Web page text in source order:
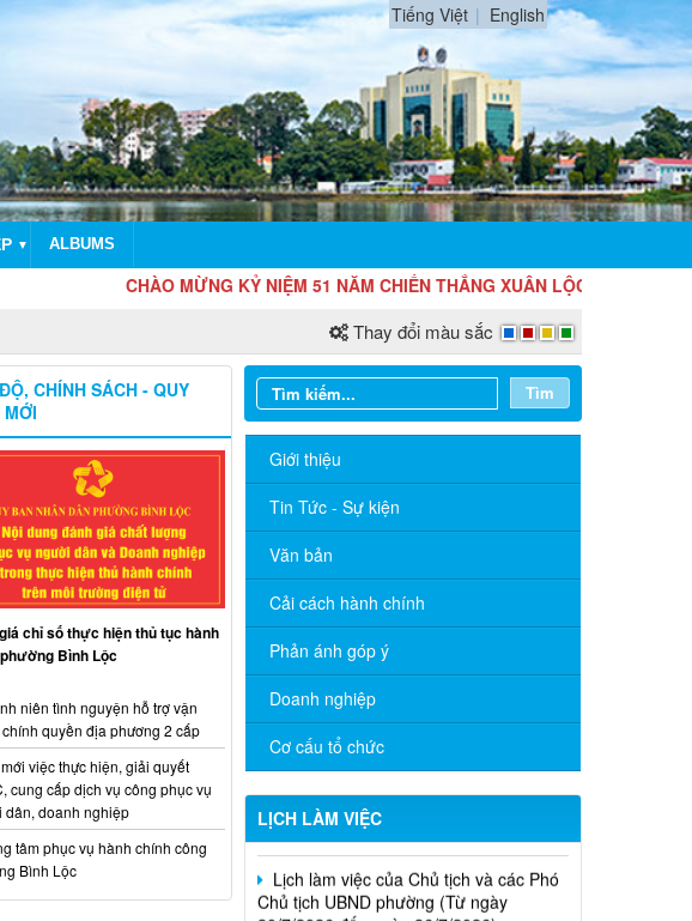
Tiếng Việt English
▼ ALBUMS
CHÀO MỪNG KỶ NIỆM 51 NĂM CHIẾN THẮNG XUÂN LỘC GIẢI PHÓNG
Thay đổi màu sắc
Tìm
Giới thiệu
Tin Tức - Sự kiện
Văn bản
Cải cách hành chính
Phản ánh góp ý
Doanh nghiệp
Cơ cấu tổ chức
LỊCH LÀM VIỆC
Lịch làm việc của Chủ tịch và các Phó
Chủ tịch UBND phường (Từ ngày
03/8/2026 đến ngày 07/8/2026)
Lịch làm việc của Chủ tịch và các Phó
Chủ tịch UBND phường (Từ ngày
27/7/2026 đến ngày 31/7/2026)
Lịch làm việc của Chủ tịch và các Phó
Chủ tịch UBND phường (Từ ngày
20/7/2026 đến ngày 26/7/2026)
CHÍNH SÁCH - QUY
chỉ số thực hiện thủ tục hành
Bình Lộc
niên tình nguyện hỗ trợ vận
quyền địa phương 2 cấp
việc thực hiện, giải quyết
cung cấp dịch vụ công phục vụ
dân, doanh nghiệp
tâm phục vụ hành chính công
Bình Lộc